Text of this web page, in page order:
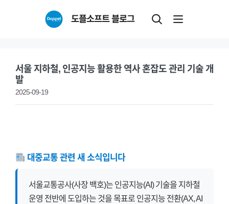
도플소프트 블로그
서울 지하철, 인공지능 활용한 역사 혼잡도 관리 기술 개
발
2025-09-19
대중교통 관련 새 소식입니다
서울교통공사(사장 백호)는 인공지능(AI) 기술을 지하철
운영 전반에 도입하는 것을 목표로 인공지능 전환(AX, AI